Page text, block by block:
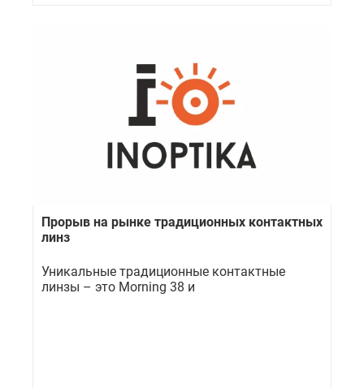
Прорыв на рынке традиционных контактных
линз
Уникальные традиционные контактные
линзы – это Morning 38 и